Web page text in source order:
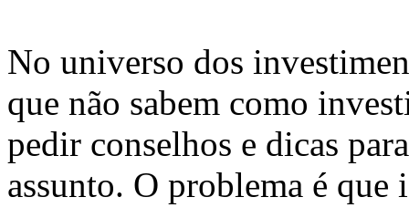
No universo dos
que não sabem como
pedir conselhos e dicas
assunto. O problema é que